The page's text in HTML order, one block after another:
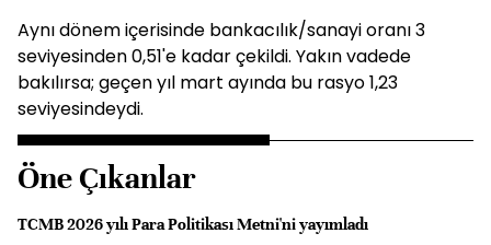
Aynı dönem içerisinde bankacılık/sanayi oranı 3
seviyesinden 0,51'e kadar çekildi. Yakın vadede
bakılırsa; geçen yıl mart ayında bu rasyo 1,23
seviyesindeydi.
Öne Çıkanlar
TCMB 2026 yılı Para Politikası Metni'ni yayımladı